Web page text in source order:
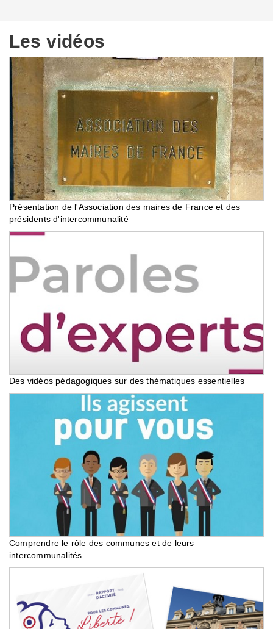
Les vidéos
Présentation de l'Association des maires de France et des
présidents d'intercommunalité
Des vidéos pédagogiques sur des thématiques essentielles
Comprendre le rôle des communes et de leurs
intercommunalités